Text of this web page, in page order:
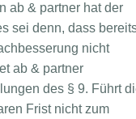
ab & partner hat der
sei denn, dass
nicht
ab & partner
des § 9. Führt
Frist nicht zum